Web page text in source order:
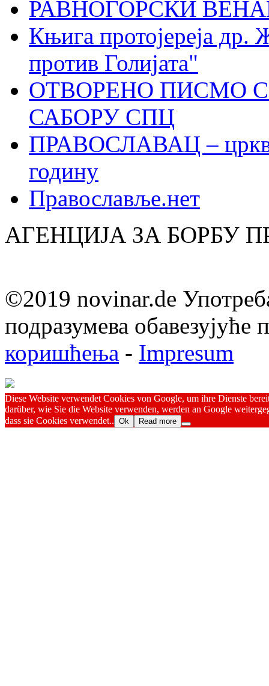
РАВНОГОРСКИ
Књига протојереја др.
против Голијата"
ОТВОРЕНО ПИСМО
САБОРУ СПЦ
ПРАВОСЛАВАЦ –
годину
Православље.нет
АГЕНЦИЈА ЗА БОРБУ
©2019 novinar.de
подразумева обавезујуће
коришћења - Impresum
Diese Website verwendet Cookies von Google, um ihre Dienste
darüber, wie Sie die Website verwenden, werden an Google
dass sie Cookies verwendet.. Ok Read more